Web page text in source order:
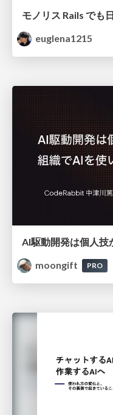
euglena1215
moongift
PRO